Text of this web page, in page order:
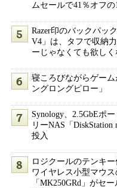
ムセールで41％オフの
Razer印のバックパッ
V4」は、タフで収納
ーじゃなくても欲しく
寝ころびながらゲーム
ングロングピロー」
Synology、2.5GbEポ
リーNAS「DiskStation
投入
ロジクールのテンキー
ワイヤレス小型マウス
「MK250GRd」がセ